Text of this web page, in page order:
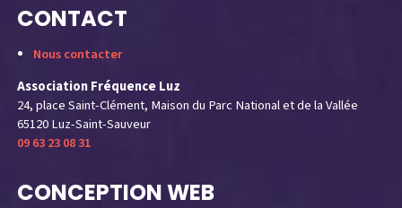
CONTACT
Nous contacter
Association Fréquence Luz
24, place Saint-Clément, Maison du Parc National et de la Vallée
65120 Luz-Saint-Sauveur
09 63 23 08 31
CONCEPTION WEB